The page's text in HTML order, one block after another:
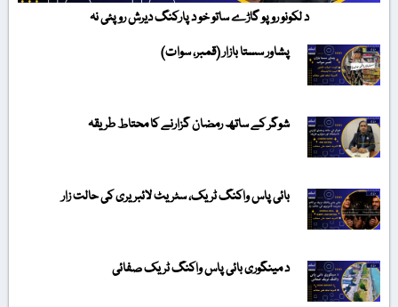
د لکونو روپو گاڑے ساتو خو د پارکنگ دیرش روپئی نہ
پشاور سستا بازار (قمبر، سوات)
شوگر کے ساتھ رمضان گزارنے کا محتاط طریقہ
بائی پاس واکنگ ٹریک، سٹریٹ لائبریری کی حالت زار
د مینگوری بائی پاس واکنگ ٹریک صفائی